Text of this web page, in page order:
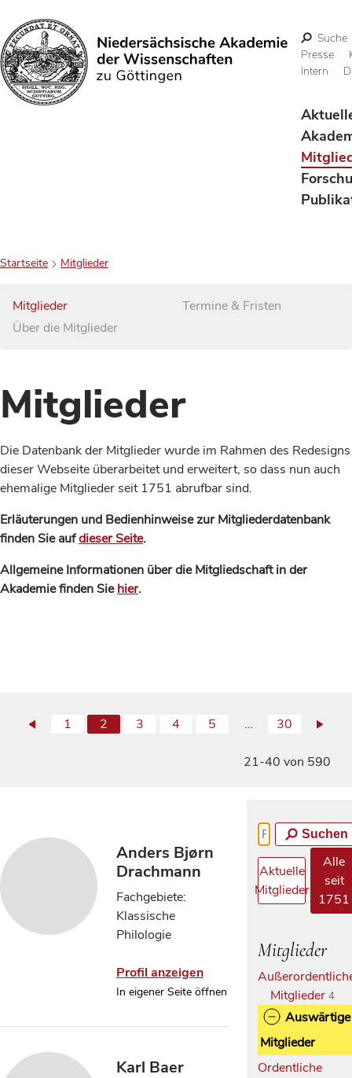
Suchen
Suche
Presse
Intern
Startseite Mitglieder
Mitglieder
Über die Mitglieder
Termine & Fristen
Mitglieder
Die Datenbank der Mitglieder wurde im Rahmen des Redesigns
dieser Webseite überarbeitet und erweitert, so dass nun auch
ehemalige Mitglieder seit 1751 abrufbar sind.
Erläuterungen und Bedienhinweise zur Mitgliederdatenbank
finden Sie aufdieser Seite.
Allgemeine Informationen über die Mitgliedschaft in der
Akademie finden Siehier.
1 2 3 4 5 … 30
21-40 von 590
Anders Bjørn
Drachmann
Fachgebiete:
Klassische
Philologie
Profil anzeigen
In eigener Seite öffnen
Karl Baer
Suchen
Aktuelle
Mitglieder
Alle
seit
1751
Mitglieder
Mitglieder 4
Auswärtige
Mitglieder
Ordentliche